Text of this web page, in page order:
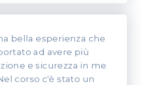
bella esperienza che
ad avere più
e sicurezza in me
corso c'è stato un